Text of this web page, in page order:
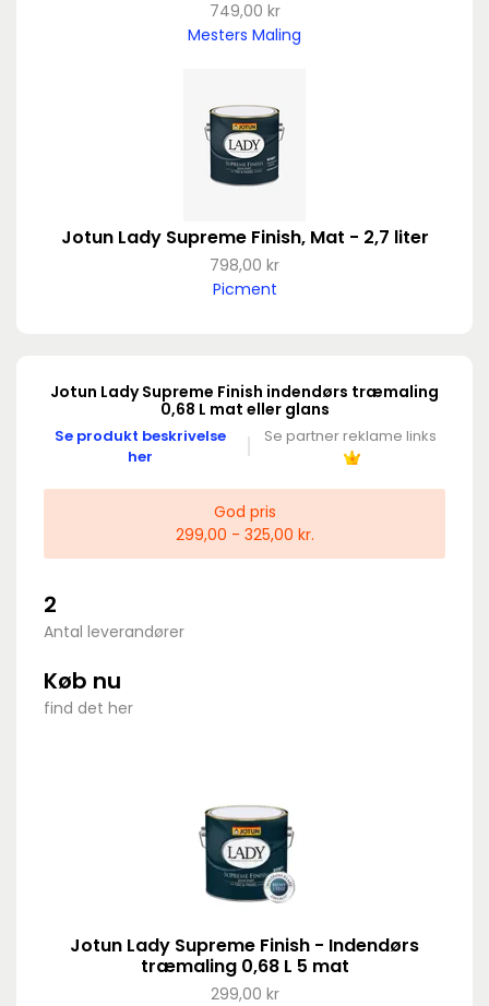
749,00 kr
Mesters Maling
Jotun Lady Supreme Finish, Mat - 2,7 liter
798,00 kr
Picment
Jotun Lady Supreme Finish indendørs træmaling
0,68 L mat eller glans
Se produkt beskrivelse
her
Se partner reklame links
God pris
299,00 - 325,00 kr.
2
Antal leverandører
Køb nu
find det her
Jotun Lady Supreme Finish - Indendørs
træmaling 0,68 L 5 mat
299,00 kr